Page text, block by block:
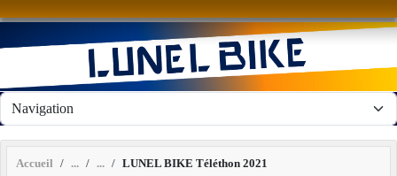
Accueil LUNEL BIKE Téléthon 2021